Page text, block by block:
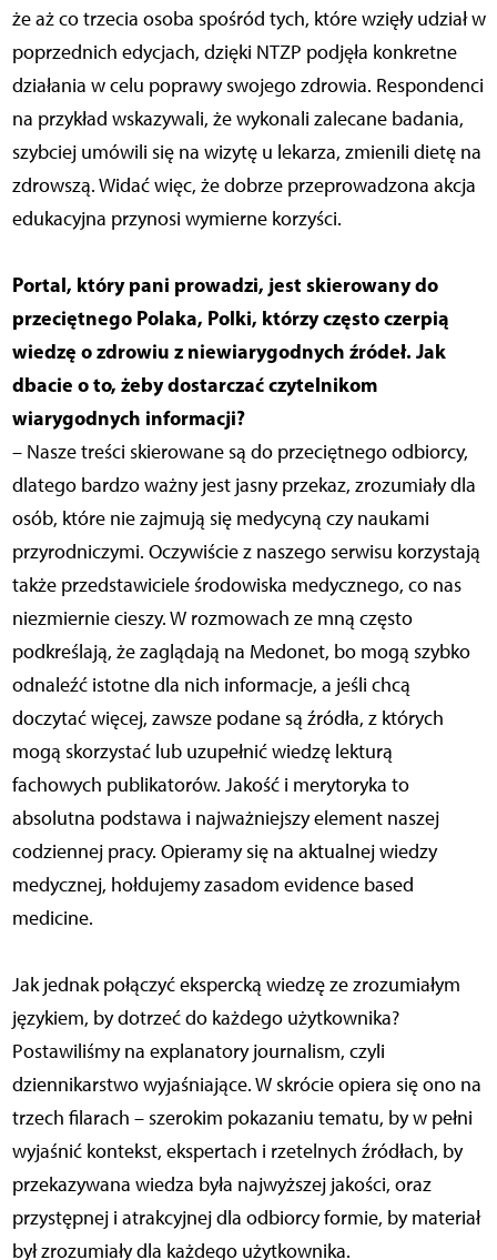
że aż co trzecia osoba spośród tych, które wzięły udział w
poprzednich edycjach, dzięki NTZP podjęła konkretne
działania w celu poprawy swojego zdrowia. Respondenci
na przykład wskazywali, że wykonali zalecane badania,
szybciej umówili się na wizytę u lekarza, zmienili dietę na
zdrowszą. Widać więc, że dobrze przeprowadzona akcja
edukacyjna przynosi wymierne korzyści.
Portal, który pani prowadzi, jest skierowany do
przeciętnego Polaka, Polki, którzy często czerpią
wiedzę o zdrowiu z niewiarygodnych źródeł. Jak
dbacie o to, żeby dostarczać czytelnikom
wiarygodnych informacji?
– Nasze treści skierowane są do przeciętnego odbiorcy,
dlatego bardzo ważny jest jasny przekaz, zrozumiały dla
osób, które nie zajmują się medycyną czy naukami
przyrodniczymi. Oczywiście z naszego serwisu korzystają
także przedstawiciele środowiska medycznego, co nas
niezmiernie cieszy. W rozmowach ze mną często
podkreślają, że zaglądają na Medonet, bo mogą szybko
odnaleźć istotne dla nich informacje, a jeśli chcą
doczytać więcej, zawsze podane są źródła, z których
mogą skorzystać lub uzupełnić wiedzę lekturą
fachowych publikatorów. Jakość i merytoryka to
absolutna podstawa i najważniejszy element naszej
codziennej pracy. Opieramy się na aktualnej wiedzy
medycznej, hołdujemy zasadom evidence based
medicine.
Jak jednak połączyć ekspercką wiedzę ze zrozumiałym
językiem, by dotrzeć do każdego użytkownika?
Postawiliśmy na explanatory journalism, czyli
dziennikarstwo wyjaśniające. W skrócie opiera się ono na
trzech filarach – szerokim pokazaniu tematu, by w pełni
wyjaśnić kontekst, ekspertach i rzetelnych źródłach, by
przekazywana wiedza była najwyższej jakości, oraz
przystępnej i atrakcyjnej dla odbiorcy formie, by materiał
był zrozumiały dla każdego użytkownika.